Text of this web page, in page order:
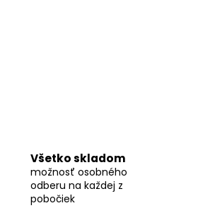
Všetko skladom
možnosť osobného
odberu na každej z
pobočiek